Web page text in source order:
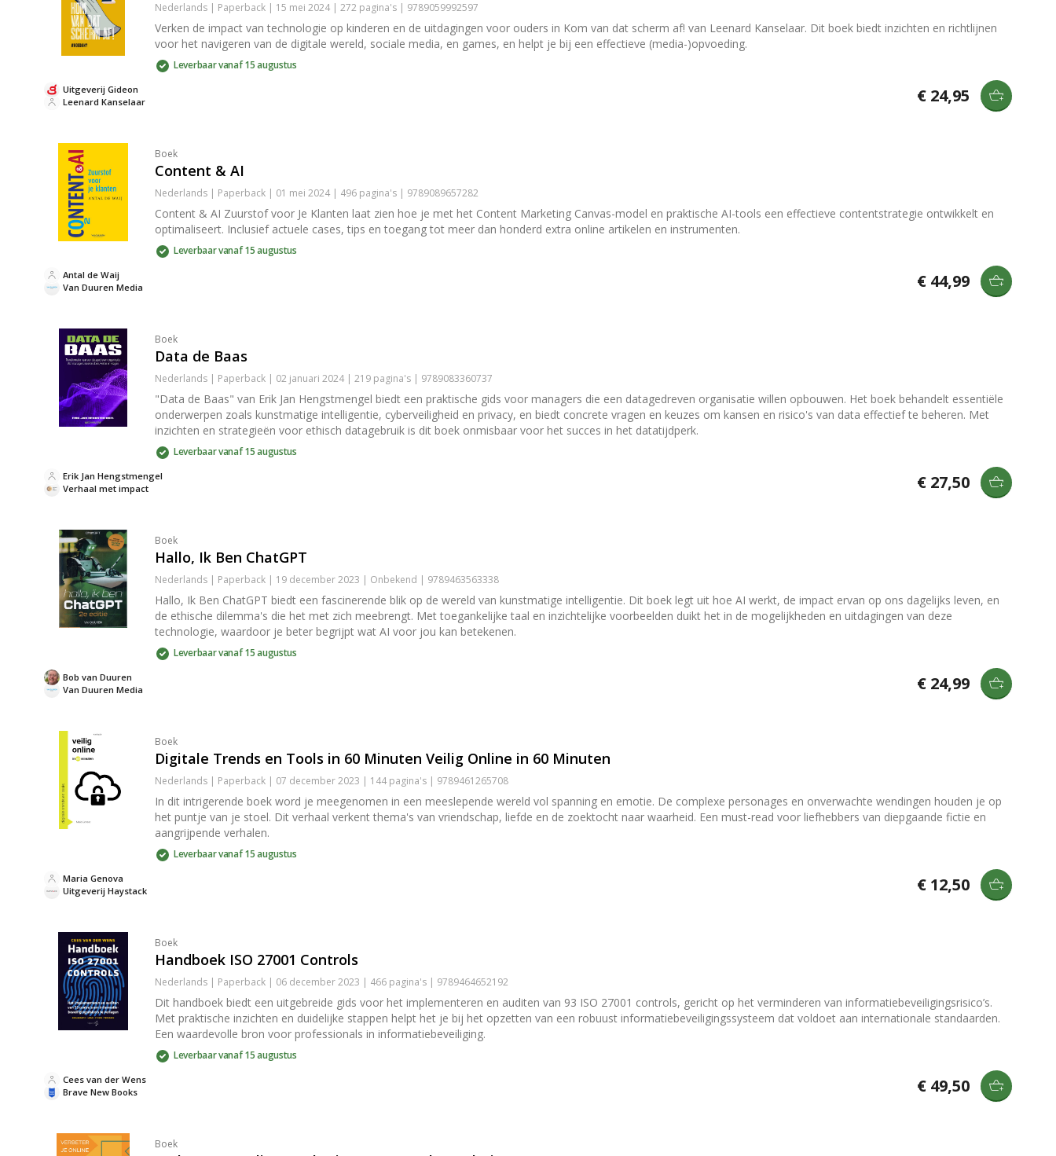
Nederlands | Paperback | 15 mei 2024 | 272 pagina's | 9789059992597
Verken de impact van technologie op kinderen en de uitdagingen voor ouders in Kom van dat scherm af! van Leenard Kanselaar. Dit boek biedt inzichten en richtlijnen
voor het navigeren van de digitale wereld, sociale media, en games, en helpt je bij een effectieve (media-)opvoeding.
Leverbaar vanaf 15 augustus
Leenard Kanselaar
Uitgeverij Gideon € 24,95
Boek
Content & AI
Nederlands | Paperback | 01 mei 2024 | 496 pagina's | 9789089657282
Content & AI Zuurstof voor Je Klanten laat zien hoe je met het Content Marketing Canvas-model en praktische AI-tools een effectieve contentstrategie ontwikkelt en
optimaliseert. Inclusief actuele cases, tips en toegang tot meer dan honderd extra online artikelen en instrumenten.
Leverbaar vanaf 15 augustus
Van Duuren Media
Antal de Waij € 44,99
Boek
Data de Baas
Nederlands | Paperback | 02 januari 2024 | 219 pagina's | 9789083360737
"Data de Baas" van Erik Jan Hengstmengel biedt een praktische gids voor managers die een datagedreven organisatie willen opbouwen. Het boek behandelt essentiële
onderwerpen zoals kunstmatige intelligentie, cyberveiligheid en privacy, en biedt concrete vragen en keuzes om kansen en risico's van data effectief te beheren. Met
inzichten en strategieën voor ethisch datagebruik is dit boek onmisbaar voor het succes in het datatijdperk.
Leverbaar vanaf 15 augustus
Verhaal met impact
Erik Jan Hengstmengel € 27,50
Boek
Hallo, Ik Ben ChatGPT
Nederlands | Paperback | 19 december 2023 | Onbekend | 9789463563338
Hallo, Ik Ben ChatGPT biedt een fascinerende blik op de wereld van kunstmatige intelligentie. Dit boek legt uit hoe AI werkt, de impact ervan op ons dagelijks leven, en
de ethische dilemma's die het met zich meebrengt. Met toegankelijke taal en inzichtelijke voorbeelden duikt het in de mogelijkheden en uitdagingen van deze
technologie, waardoor je beter begrijpt wat AI voor jou kan betekenen.
Leverbaar vanaf 15 augustus
Van Duuren Media
Bob van Duuren € 24,99
Boek
Digitale Trends en Tools in 60 Minuten Veilig Online in 60 Minuten
Nederlands | Paperback | 07 december 2023 | 144 pagina's | 9789461265708
In dit intrigerende boek word je meegenomen in een meeslepende wereld vol spanning en emotie. De complexe personages en onverwachte wendingen houden je op
het puntje van je stoel. Dit verhaal verkent thema's van vriendschap, liefde en de zoektocht naar waarheid. Een must-read voor liefhebbers van diepgaande fictie en
aangrijpende verhalen.
Leverbaar vanaf 15 augustus
Uitgeverij Haystack
Maria Genova € 12,50
Boek
Handboek ISO 27001 Controls
Nederlands | Paperback | 06 december 2023 | 466 pagina's | 9789464652192
Dit handboek biedt een uitgebreide gids voor het implementeren en auditen van 93 ISO 27001 controls, gericht op het verminderen van informatiebeveiligingsrisico’s.
Met praktische inzichten en duidelijke stappen helpt het je bij het opzetten van een robuust informatiebeveiligingssysteem dat voldoet aan internationale standaarden.
Een waardevolle bron voor professionals in informatiebeveiliging.
Leverbaar vanaf 15 augustus
Brave New Books
Cees van der Wens € 49,50
Boek